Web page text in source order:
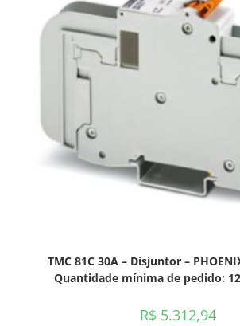
TMC 81C 30A – Disjuntor –
Quantidade mínima de pedido:
R$ 5.312,94